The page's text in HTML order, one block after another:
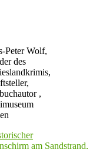
Peter Wolf,
des
,